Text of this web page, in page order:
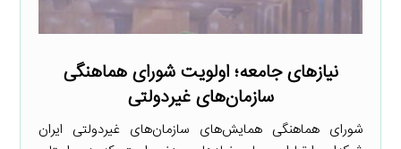
نیاز‌های جامعه؛ اولویت شورای هماهنگی
سازمان‌های غیردولتی
شورای هماهنگی همایش‌های سازمان‌های غیردولتی ایران